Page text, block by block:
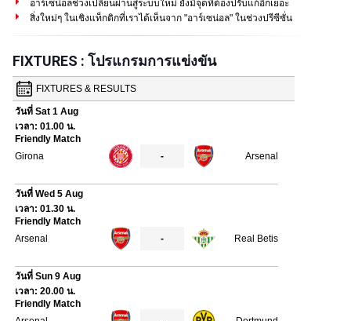
อาร์เซน่อลช่วงเปลี่ยนผ่านสู่ระบบใหม่ ยังมีจุดที่ต้องปรับแก้อีกเยอะ
สิ่งใหม่ๆ ในเชิงแท็กติกที่เราได้เห็นจาก "อาร์เซน่อล" ในช่วงปรีซีซั่น
FIXTURES : โปรแกรมการแข่งขัน